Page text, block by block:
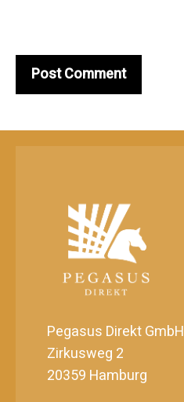
Pegasus Direkt GmbH
Zirkusweg 2
20359 Hamburg